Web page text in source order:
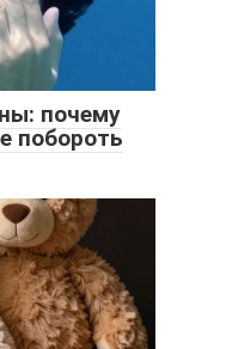
почему
побороть